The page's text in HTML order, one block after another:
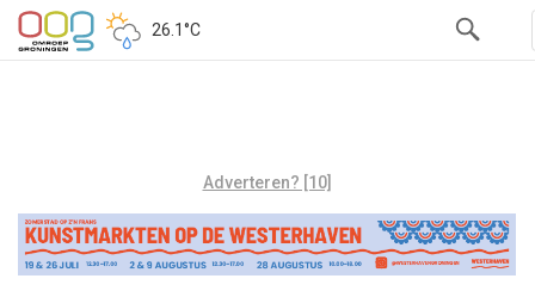
26.1°C
Adverteren? [10]